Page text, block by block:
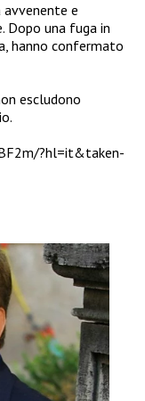
avvenente e
Dopo una fuga in
hanno confermato
escludono
?hl=it&taken-